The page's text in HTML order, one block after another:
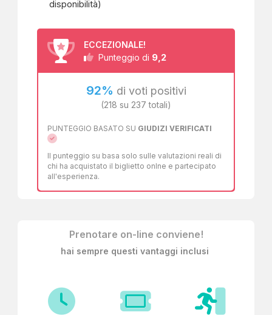
tutti i tesori custoditi in ogni angolo della Campania, una
regione ricca di storia e cultura, ma siamo in continua
espansione per portare sempre più bellezza nelle vostre
mani. Basta un semplice click per aprire sul vostro
smartphone le porte di un patrimonio meraviglioso.
disponibilità)
ECCEZIONALE!
Punteggio di 9,2
92% di voti positivi
(218 su 237 totali)
PUNTEGGIO BASATO SU GIUDIZI VERIFICATI
Il punteggio su basa solo sulle valutazioni reali di
chi ha acquistato il biglietto onlne e partecipato
all'esperienza.
Prenotare on-line conviene!
hai sempre questi vantaggi inclusi